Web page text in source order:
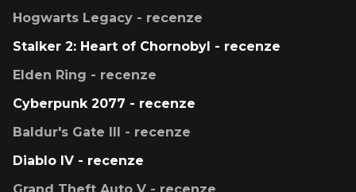
Hogwarts Legacy - recenze
Stalker 2: Heart of Chornobyl - recenze
Elden Ring - recenze
Cyberpunk 2077 - recenze
Baldur's Gate III - recenze
Diablo IV - recenze